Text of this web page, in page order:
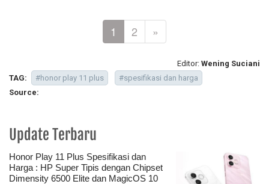
1 2 »
Editor: Wening Suciani
TAG:
#honor play 11 plus
#spesifikasi dan harga
Source:
Update Terbaru
Honor Play 11 Plus Spesifikasi dan
Harga : HP Super Tipis dengan Chipset
Dimensity 6500 Elite dan MagicOS 10